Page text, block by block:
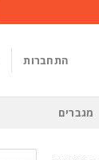
התחברות
מגברים